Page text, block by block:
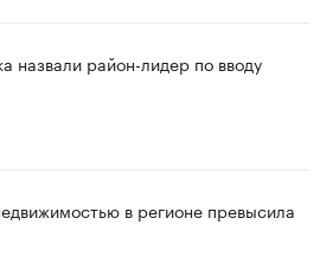
назвали район-лидер по вводу
в регионе превысила